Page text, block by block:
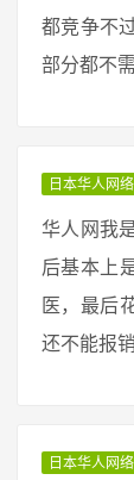
都竞争不
部分都不
日本华人网
华人网我
后基本上
医，最后
还不能报
日本华人网